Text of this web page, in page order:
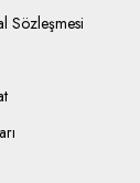
Sözleşmesi